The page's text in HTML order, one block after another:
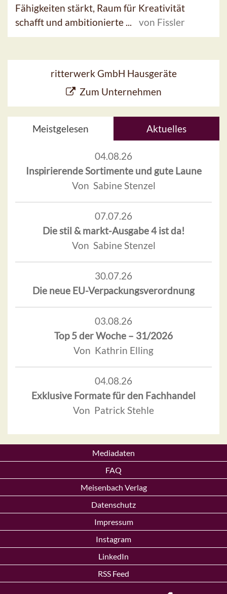
Fähigkeiten stärkt, Raum für Kreativität
schafft und ambitionierte ...
von Fissler
ritterwerk GmbH Hausgeräte
Zum Unternehmen
Meistgelesen Aktuelles
04.08.26
Inspirierende Sortimente und gute Laune
Von Sabine Stenzel
07.07.26
Die stil & markt-Ausgabe 4 ist da!
Von Sabine Stenzel
30.07.26
Die neue EU-Verpackungsverordnung
03.08.26
Top 5 der Woche – 31/2026
Von Kathrin Elling
04.08.26
Exklusive Formate für den Fachhandel
Von Patrick Stehle
Mediadaten
FAQ
Meisenbach Verlag
Datenschutz
Impressum
Instagram
LinkedIn
RSS Feed